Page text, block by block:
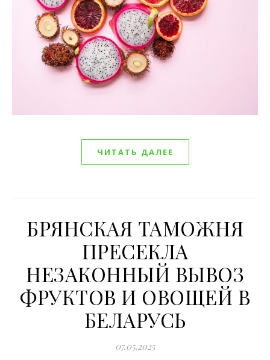
ЧИТАТЬ ДАЛЕЕ
БРЯНСКАЯ ТАМОЖНЯ
ПРЕСЕКЛА
НЕЗАКОННЫЙ ВЫВОЗ
ФРУКТОВ И ОВОЩЕЙ В
БЕЛАРУСЬ
07.05.2025